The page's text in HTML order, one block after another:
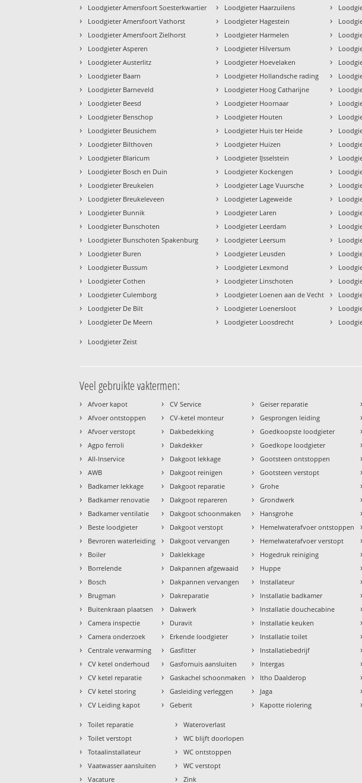
› Loodgieter Amersfoort Soesterkwartier
› Loodgieter Amersfoort Vathorst
› Loodgieter Amersfoort Zielhorst
› Loodgieter Asperen
› Loodgieter Austerlitz
› Loodgieter Baarn
› Loodgieter Barneveld
› Loodgieter Beesd
› Loodgieter Benschop
› Loodgieter Beusichem
› Loodgieter Bilthoven
› Loodgieter Blaricum
› Loodgieter Bosch en Duin
› Loodgieter Breukelen
› Loodgieter Breukeleveen
› Loodgieter Bunnik
› Loodgieter Bunschoten
› Loodgieter Bunschoten Spakenburg
› Loodgieter Buren
› Loodgieter Bussum
› Loodgieter Cothen
› Loodgieter Culemborg
› Loodgieter De Bilt
› Loodgieter De Meern
› Loodgieter Haarzuilens
› Loodgieter Hagestein
› Loodgieter Harmelen
› Loodgieter Hilversum
› Loodgieter Hoevelaken
› Loodgieter Hollandsche rading
› Loodgieter Hoog Catharijne
› Loodgieter Hoornaar
› Loodgieter Houten
› Loodgieter Huis ter Heide
› Loodgieter Huizen
› Loodgieter IJsselstein
› Loodgieter Kockengen
› Loodgieter Lage Vuursche
› Loodgieter Lageweide
› Loodgieter Laren
› Loodgieter Leerdam
› Loodgieter Leersum
› Loodgieter Leusden
› Loodgieter Lexmond
› Loodgieter Linschoten
› Loodgieter Loenen aan de Vecht
› Loodgieter Loenersloot
› Loodgieter Loosdrecht
›
›
›
›
›
›
›
›
›
›
›
›
›
›
›
›
›
›
›
›
›
›
›
›
› Loodgieter Zeist
Veel gebruikte vaktermen:
› Afvoer kapot
› Afvoer ontstoppen
› Afvoer verstopt
› Agpo ferroli
› All-Inservice
› AWB
› Badkamer lekkage
› Badkamer renovatie
› Badkamer ventilatie
› Beste loodgieter
› Bevroren waterleiding
› Boiler
› Borrelende
› Bosch
› Brugman
› Buitenkraan plaatsen
› Camera inspectie
› Camera onderzoek
› Centrale verwarming
› CV ketel onderhoud
› CV ketel reparatie
› CV ketel storing
› CV Leiding kapot
› CV Service
› CV-ketel monteur
› Dakbedekking
› Dakdekker
› Dakgoot lekkage
› Dakgoot reinigen
› Dakgoot reparatie
› Dakgoot repareren
› Dakgoot schoonmaken
› Dakgoot verstopt
› Dakgoot vervangen
› Daklekkage
› Dakpannen afgewaaid
› Dakpannen vervangen
› Dakreparatie
› Dakwerk
› Duravit
› Erkende loodgieter
› Gasfitter
› Gasfornuis aansluiten
› Gaskachel schoonmaken
› Gasleiding verleggen
› Geberit
› Geiser reparatie
› Gesprongen leiding
› Goedkoopste loodgieter
› Goedkope loodgieter
› Gootsteen ontstoppen
› Gootsteen verstopt
› Grohe
› Grondwerk
› Hansgrohe
› Hemelwaterafvoer ontstoppen
› Hemelwaterafvoer verstopt
› Hogedruk reiniging
› Huppe
› Installateur
› Installatie badkamer
› Installatie douchecabine
› Installatie keuken
› Installatie toilet
› Installatiebedrijf
› Intergas
› Itho Daalderop
› Jaga
› Kapotte riolering
›
›
›
›
›
›
›
›
›
›
›
›
›
›
›
›
›
›
›
›
›
›
›
› Toilet reparatie
› Toilet verstopt
› Totaalinstallateur
› Vaatwasser aansluiten
› Vacature
› Wateroverlast
› WC blijft doorlopen
› WC ontstoppen
› WC verstopt
› Zink